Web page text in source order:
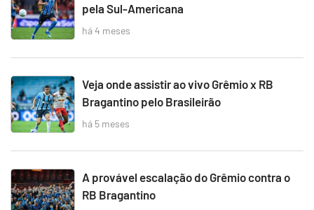
pela Sul-Americana
há 4 meses
Veja onde assistir ao vivo Grêmio x RB
Bragantino pelo Brasileirão
há 5 meses
A provável escalação do Grêmio contra o
RB Bragantino